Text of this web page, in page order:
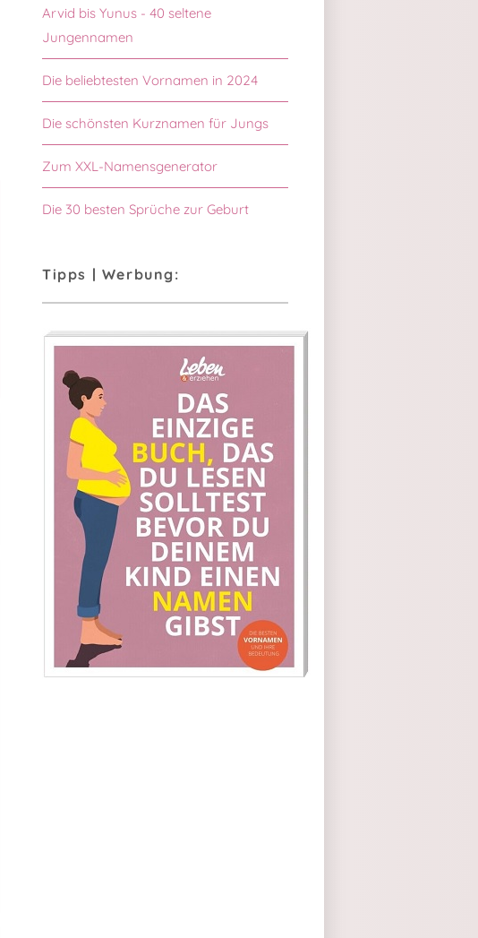
Arvid bis Yunus - 40 seltene
Jungennamen
Die beliebtesten Vornamen in 2024
Die schönsten Kurznamen für Jungs
Zum XXL-Namensgenerator
Die 30 besten Sprüche zur Geburt
Tipps | Werbung: